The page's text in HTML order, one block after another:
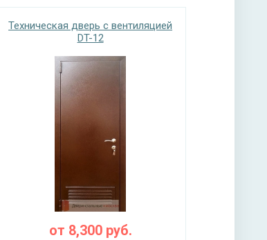
Техническая дверь с вентиляцией
DT-12
от 8,300руб.